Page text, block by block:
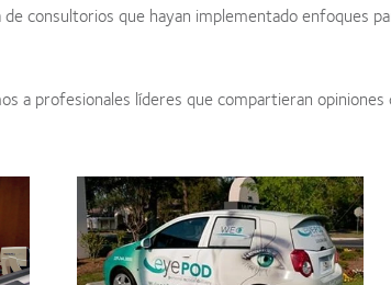
consultorios que hayan implementado enfoques
a profesionales líderes que compartieran